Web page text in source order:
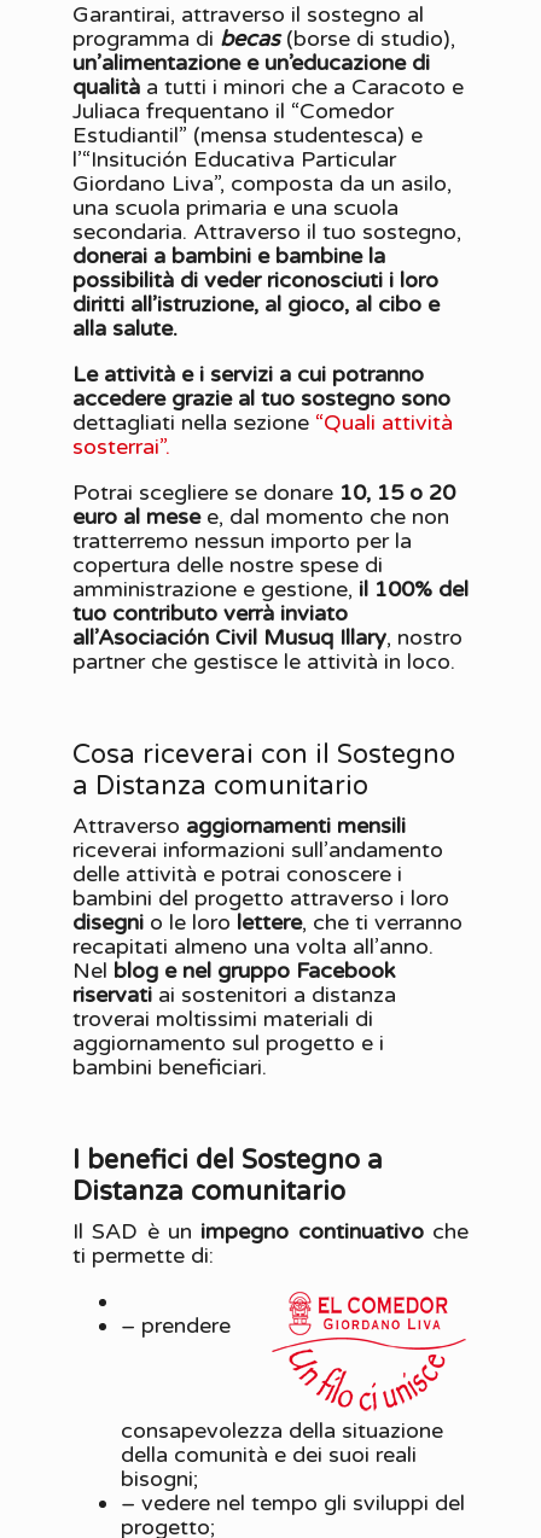
Garantirai, attraverso il sostegno al
programma di becas(borse di studio),
un’alimentazione e un’educazione di
qualità a tutti i minori che a Caracoto e
Juliaca frequentano il “Comedor
Estudiantil” (mensa studentesca) e
l’“Insitución Educativa Particular
Giordano Liva”, composta da un asilo,
una scuola primaria e una scuola
secondaria. Attraverso il tuo sostegno,
donerai a bambini e bambine la
possibilità di veder riconosciuti i loro
diritti all’istruzione, al gioco, al cibo e
alla salute.
Le attività e i servizi a cui potranno
accedere grazie al tuo sostegno sono
dettagliati nella sezione “Quali attività
sosterrai”.
Potrai scegliere se donare 10, 15 o 20
euro al mesee, dal momento che non
tratterremo nessun importo per la
copertura delle nostre spese di
amministrazione e gestione, il 100% del
tuo contributo verrà inviato
all’Asociación Civil Musuq Illary, nostro
partner che gestisce le attività in loco.
Cosa riceverai con il Sostegno
a Distanza comunitario
Attraverso aggiornamenti mensili
riceverai informazioni sull’andamento
delle attività e potrai conoscere i
bambini del progetto attraverso i loro
disegni o le loro lettere, che ti verranno
recapitati almeno una volta all’anno.
Nel blog e nel gruppo Facebook
riservati ai sostenitori a distanza
troverai moltissimi materiali di
aggiornamento sul progetto e i
bambini beneficiari.
I benefici del Sostegno a
Distanza comunitario
Il SAD è un impegno continuativoche
ti permette di:
– prendere
consapevolezza della situazione
della comunità e dei suoi reali
bisogni;
– vedere nel tempo gli sviluppi del
progetto;